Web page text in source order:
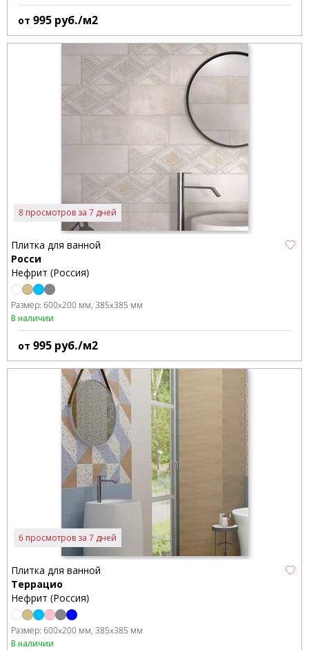
от 995 руб./м2
8 просмотров за 7 дней
Плитка для ванной
Росси
Нефрит (Россия)
Размер: 600x200 мм 385x385 мм
В наличии
от 995 руб./м2
6 просмотров за 7 дней
Плитка для ванной
Террацио
Нефрит (Россия)
Размер: 600x200 мм 385x385 мм
В наличии